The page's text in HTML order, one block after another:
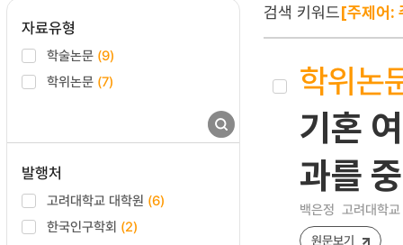
자료유형
학술논문 (9)
학위논문 (7)
발행처
고려대학교 대학원 (6)
한국인구학회 (2)
검색 키워드[주제어:
학위논
기혼
과를
백은정 고려대학
원문보기